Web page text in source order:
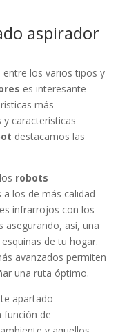
aspirador
entre los varios tipos y
es interesante
más
características
destacamos las
robots
a los de más calidad
infrarrojos con los
asegurando, así, una
de tu hogar.
avanzados permiten
una ruta óptimo.
apartado
función de